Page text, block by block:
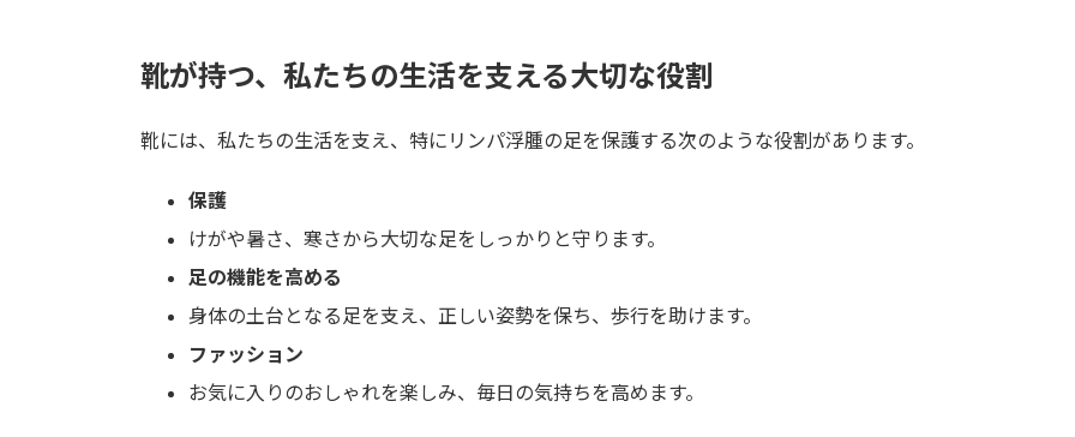
靴が持つ、私たちの生活を支える大切な役割
靴には、私たちの生活を支え、特にリンパ浮腫の足を保護する次のような役割があります。
保護
けがや暑さ、寒さから大切な足をしっかりと守ります。
足の機能を高める
身体の土台となる足を支え、正しい姿勢を保ち、歩行を助けます。
ファッション
お気に入りのおしゃれを楽しみ、毎日の気持ちを高めます。